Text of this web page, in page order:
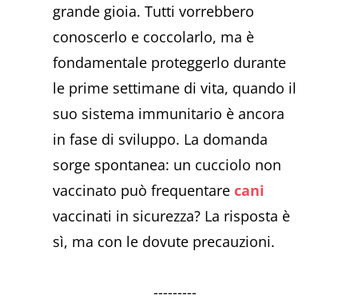
grande gioia. Tutti vorrebbero
conoscerlo e coccolarlo, ma è
fondamentale proteggerlo durante
le prime settimane di vita, quando il
suo sistema immunitario è ancora
in fase di sviluppo. La domanda
sorge spontanea: un cucciolo non
vaccinato può frequentarecani
vaccinati in sicurezza? La risposta è
sì, ma con le dovute precauzioni.
---------